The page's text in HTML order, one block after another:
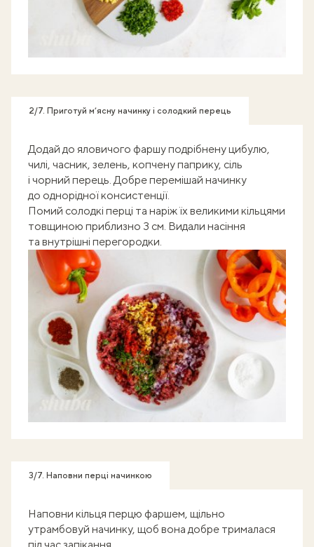
2/7. Приготуй м’ясну начинку і солодкий перець
Додай до яловичого фаршу подрібнену цибулю,
чилі, часник, зелень, копчену паприку, сіль
і чорний перець. Добре перемішай начинку
до однорідної консистенції.
Помий солодкі перці та наріж їх великими кільцями
товщиною приблизно 3 см. Видали насіння
та внутрішні перегородки.
3/7. Наповни перці начинкою
Наповни кільця перцю фаршем, щільно
утрамбовуй начинку, щоб вона добре трималася
під час запікання.